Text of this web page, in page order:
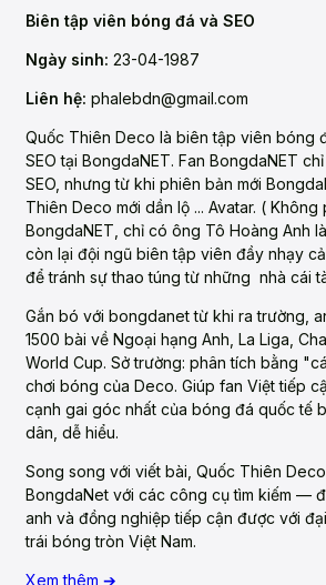
Biên tập viên bóng đá và SEO
Ngày sinh: 23-04-1987
Liên hệ: phalebdn@gmail.com
Quốc Thiên Deco là biên tập viên bóng
SEO tại BongdaNET. Fan BongdaNET
SEO, nhưng từ khi phiên bản mới
Thiên Deco mới dần lộ ... Avatar. ( Không
BongdaNET, chỉ có ông Tô Hoàng Anh
còn lại đội ngũ biên tập viên đầy nhạy
để tránh sự thao túng từ những nhà cái
Gắn bó với bongdanet từ khi ra trường,
1500 bài về Ngoại hạng Anh, La Liga,
World Cup. Sở trường: phân tích bằng
chơi bóng của Deco. Giúp fan Việt tiếp
cạnh gai góc nhất của bóng đá quốc tế
dân, dễ hiểu.
Song song với viết bài, Quốc Thiên
BongdaNet với các công cụ tìm kiếm —
anh và đồng nghiệp tiếp cận được với
trái bóng tròn Việt Nam.
Xem thêm ➔